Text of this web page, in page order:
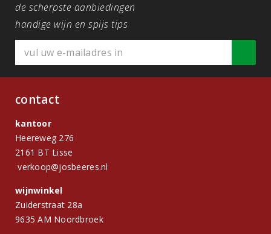
de scherpste aanbiedingen
handige wijn en spijs tips
contact
kantoor
Heereweg 276
2161 BT Lisse
verkoop@josbeeres.nl
wijnwinkel
Zuiderstraat 28a
9635 AM Noordbroek